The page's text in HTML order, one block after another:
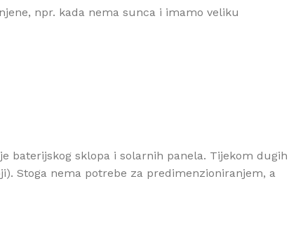
npr. kada nema sunca i imamo veliku
baterijskog sklopa i solarnih panela. Tijekom dugih
Stoga nema potrebe za predimenzioniranjem, a